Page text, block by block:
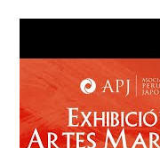
Cursos
Museo de la